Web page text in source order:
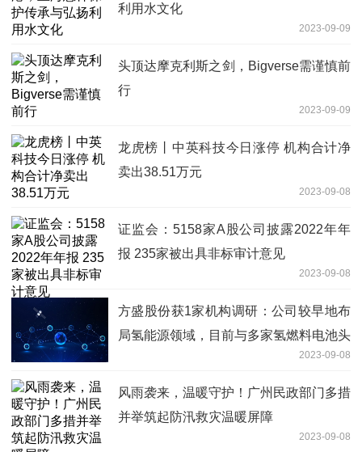
利用水文化
2023-09-09
头顶达摩克利斯之剑，Bigverse需谨慎前
行
2023-09-09
龙虎榜丨中英科技今日涨停 机构合计净
卖出38.51万元
2023-09-08
证监会：5158家A股公司披露2022年年
报 235家被出具非标审计意见
2023-09-08
方盛股份获1家机构调研：公司较早地布
局氢能源领域，目前与多家氢燃料电池头
部企业建立了良好的合作关系，并已经开
始批量交付产品（附调研问答）
2023-09-08
风雨袭来，温暖守护！广州民政部门多措
并举筑起防汛救灾温暖屏障
2023-09-08